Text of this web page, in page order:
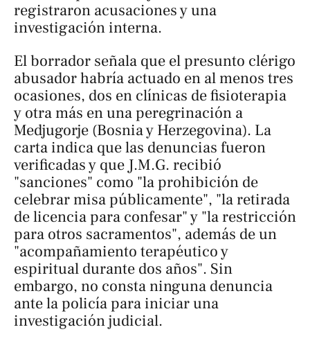
registraron acusaciones y una
investigación interna.
El borrador señala que el presunto clérigo
abusador habría actuado en al menos tres
ocasiones, dos en clínicas de fisioterapia
y otra más en una peregrinación a
Medjugorje (Bosnia y Herzegovina). La
carta indica que las denuncias fueron
verificadas y que J.M.G. recibió
"sanciones" como "la prohibición de
celebrar misa públicamente", "la retirada
de licencia para confesar" y "la restricción
para otros sacramentos", además de un
"acompañamiento terapéutico y
espiritual durante dos años". Sin
embargo, no consta ninguna denuncia
ante la policía para iniciar una
investigación judicial.